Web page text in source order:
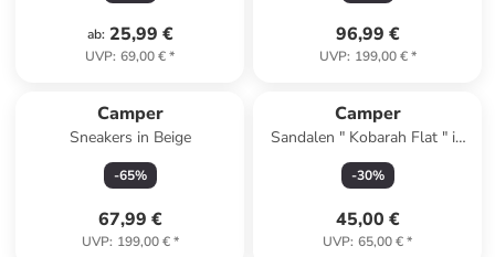
ab: 25,99 €
UVP: 69,00 €*
96,99 €
UVP: 199,00 €*
Camper
Sneakers in Beige
-65%
67,99 €
UVP: 199,00 €*
Camper
Sandalen " Kobarah Flat " in
Schwarz
-30%
45,00 €
UVP: 65,00 €*